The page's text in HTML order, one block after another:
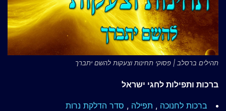
תהילים ברסלב | פסוקי תחינות וצעקות להשם יתברך
ברכות ותפילות לחגי ישראל
ברכות לחנוכה , תפילה , סדר הדלקת נרות